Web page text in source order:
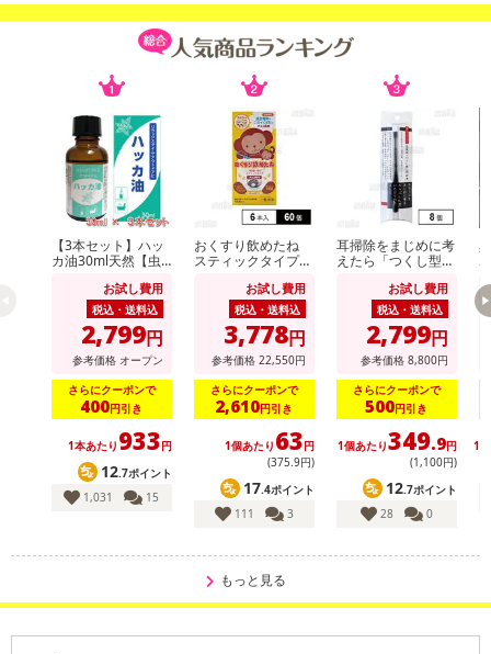
【3本セット】ハッ
カ油30ml天然【虫
【アロマに】【バス
タイムに】【花粉対
お試し費用
税込・送料込
2,799円
参考価格 オープン
さらにクーポンで
400円引き
1本あたり 933円
12.7ポイント
1,031
15
おくすり飲めたね
スティックタイプ
お試し費用
税込・送料込
3,778円
参考価格 22,550円
さらにクーポンで
2,610円引き
1個あたり 63円
(375.9円)
17.4ポイント
111
3
耳掃除をまじめに考
えたら「つくし型」
お試し費用
税込・送料込
2,799円
参考価格 8,800円
さらにクーポンで
500円引き
1個あたり349.9円
(1,100円)
12.7ポイント
28
0
1
もっと見る